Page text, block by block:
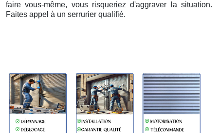
faire vous-même, vous risqueriez d'aggraver la situation.
Faites appel à un serrurier qualifié.